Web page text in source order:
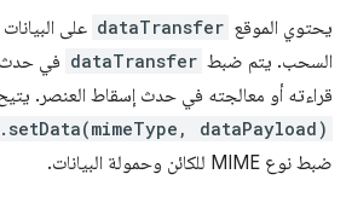
يحتوي الموقع dataTransfer على
السحب. يتم ضبط dataTransfer في حدث
قراءته أو معالجته في حدث إسقاط العنصر. يتيح
dataPayload)
ضبط نوع MIME للكائن وحمولة البيانات.